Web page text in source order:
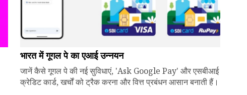
भारत में गूगल पे का एआई उन्नयन
जानें कैसे गूगल पे की नई सुविधाएं, 'Ask Google Pay' और एसबीआई
क्रेडिट कार्ड, खर्चों को ट्रैक करना और वित्त प्रबंधन आसान बनाती हैं।